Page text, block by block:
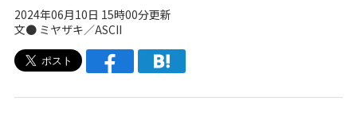
2024年06月10日 15時00分更新
文● ミヤザキ／ASCII